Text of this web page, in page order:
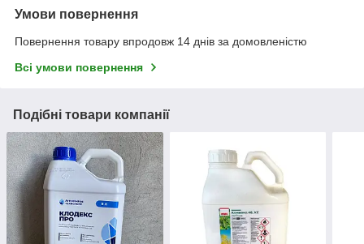
Умови повернення
Повернення товару впродовж 14 днів за домовленістю
Всі умови повернення
Подібні товари компанії